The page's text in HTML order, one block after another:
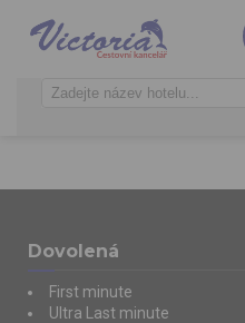
Dovolená
First minute
Ultra Last minute